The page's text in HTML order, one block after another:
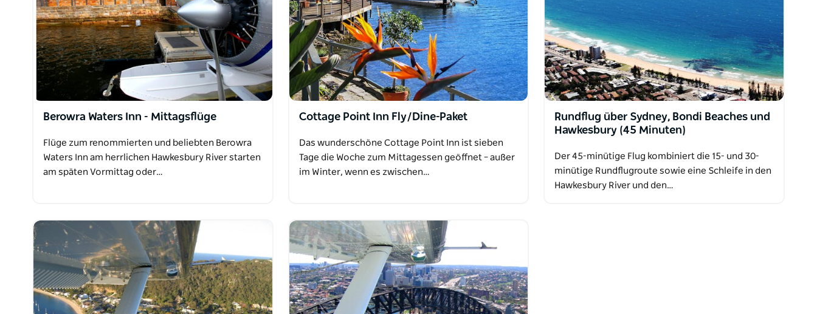
Berowra Waters Inn - Mittagsflüge
Flüge zum renommierten und beliebten Berowra
Waters Inn am herrlichen Hawkesbury River starten
am späten Vormittag oder…
Cottage Point Inn Fly/Dine-Paket
Das wunderschöne Cottage Point Inn ist sieben
Tage die Woche zum Mittagessen geöffnet – außer
im Winter, wenn es zwischen…
Rundflug über Sydney, Bondi Beaches und
Hawkesbury (45 Minuten)
Der 45-minütige Flug kombiniert die 15- und 30-
minütige Rundflugroute sowie eine Schleife in den
Hawkesbury River und den…